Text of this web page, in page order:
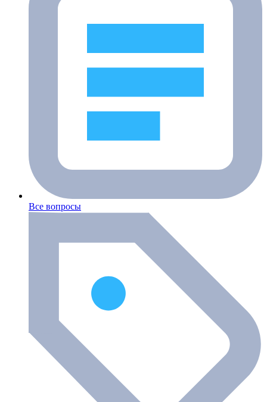
Все вопросы